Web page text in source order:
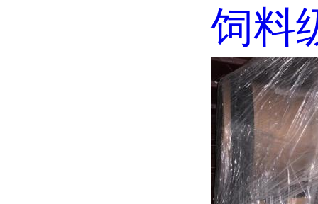
饲料